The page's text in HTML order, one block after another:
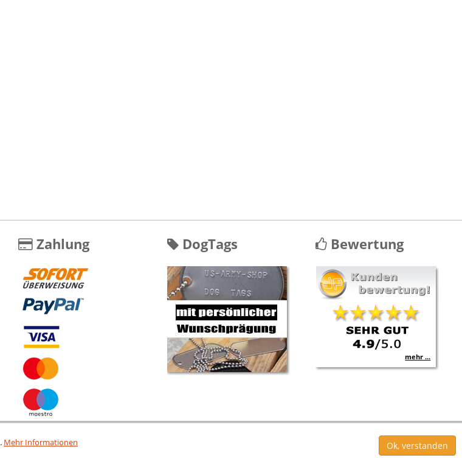
Zahlung DogTags Bewertung
mehr ...
Mehr Informationen Ok, verstanden